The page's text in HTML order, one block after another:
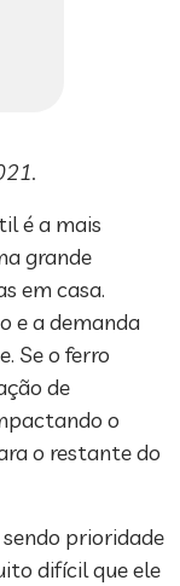
é a mais
grande
em casa.
e a demanda
Se o ferro
de
o
o restante do
prioridade
difícil que ele